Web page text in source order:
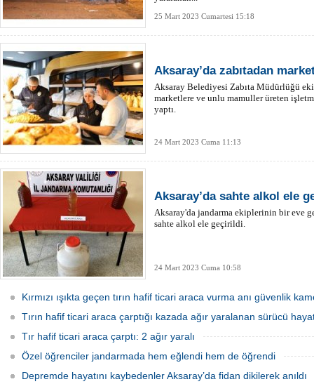
25 Mart 2023 Cumartesi 15:18
Aksaray’da zabıtadan
Aksaray Belediyesi Zabıta Müdürlüğü
marketlere ve unlu mamuller üreten
yaptı.
24 Mart 2023 Cuma 11:13
Aksaray’da sahte alkol ele
Aksaray'da jandarma ekiplerinin bir eve
sahte alkol ele geçirildi.
24 Mart 2023 Cuma 10:58
Kırmızı ışıkta geçen tırın hafif ticari araca vurma anı güvenlik
Tırın hafif ticari araca çarptığı kazada ağır yaralanan sürücü
Tır hafif ticari araca çarptı: 2 ağır yaralı
Özel öğrenciler jandarmada hem eğlendi hem de öğrendi
Depremde hayatını kaybedenler Aksaray’da fidan dikilerek anıldı